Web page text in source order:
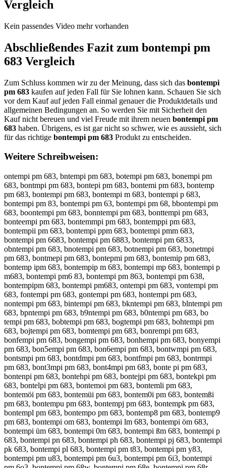
Vergleich
Kein passendes Video mehr vorhanden
Abschließendes Fazit zum bontempi pm
683 Vergleich
Zum Schluss kommen wir zu der Meinung, dass sich das bontempi
pm 683 kaufen auf jeden Fall für Sie lohnen kann. Schauen Sie sich
vor dem Kauf auf jeden Fall einmal genauer die Produktdetails und
allgemeinen Bedingungen an. So werden Sie mit Sicherheit den
Kauf nicht bereuen und viel Freude mit ihrem neuen bontempi pm
683 haben. Übrigens, es ist gar nicht so schwer, wie es aussieht, sich
für das richtige bontempi pm 683 Produkt zu entscheiden.
Weitere Schreibweisen:
ontempi pm 683, bntempi pm 683, botempi pm 683, bonempi pm
683, bontmpi pm 683, bontepi pm 683, bontemi pm 683, bontemp
pm 683, bontempi pm 683, bontempi m 683, bontempi p 683,
bontempi pm 83, bontempi pm 63, bontempi pm 68, bbontempi pm
683, boontempi pm 683, bonntempi pm 683, bonttempi pm 683,
bonteempi pm 683, bontemmpi pm 683, bontemppi pm 683,
bontempii pm 683, bontempi ppm 683, bontempi pmm 683,
bontempi pm 6683, bontempi pm 6883, bontempi pm 6833,
obntempi pm 683, bnotempi pm 683, botnempi pm 683, bonetmpi
pm 683, bontmepi pm 683, bontepmi pm 683, bontemip pm 683,
bontemp ipm 683, bontempip m 683, bontempi mp 683, bontempi p
m683, bontempi pm6 83, bontempi pm 863, bontempi pm 638,
bontempipm 683, bontempi pm683, ontempi pm 683, vontempi pm
683, fontempi pm 683, gontempi pm 683, hontempi pm 683,
nontempi pm 683, bintempi pm 683, bkntempi pm 683, blntempi pm
683, bpntempi pm 683, b9ntempi pm 683, b0ntempi pm 683, bo
tempi pm 683, bobtempi pm 683, bogtempi pm 683, bohtempi pm
683, bojtempi pm 683, bomtempi pm 683, bonrempi pm 683,
bonfempi pm 683, bongempi pm 683, bonhempi pm 683, bonyempi
pm 683, bon5empi pm 683, bon6empi pm 683, bontwmpi pm 683,
bontsmpi pm 683, bontdmpi pm 683, bontfmpi pm 683, bontrmpi
pm 683, bont3mpi pm 683, bont4mpi pm 683, bonte pi pm 683,
bontenpi pm 683, bontehpi pm 683, bontejpi pm 683, bontekpi pm
683, bontelpi pm 683, bontemoi pm 683, bontemli pm 683,
bontemöi pm 683, bontemüi pm 683, bontem0i pm 683, bontemßi
pm 683, bontempu pm 683, bontempj pm 683, bontempk pm 683,
bontempl pm 683, bontempo pm 683, bontemp8 pm 683, bontemp9
pm 683, bontempi om 683, bontempi lm 683, bontempi öm 683,
bontempi üm 683, bontempi 0m 683, bontempi ßm 683, bontempi p
683, bontempi pn 683, bontempi ph 683, bontempi pj 683, bontempi
pk 683, bontempi pl 683, bontempi pm t83, bontempi pm y83,
bontempi pm u83, bontempi pm 6u3, bontempi pm 6i3, bontempi